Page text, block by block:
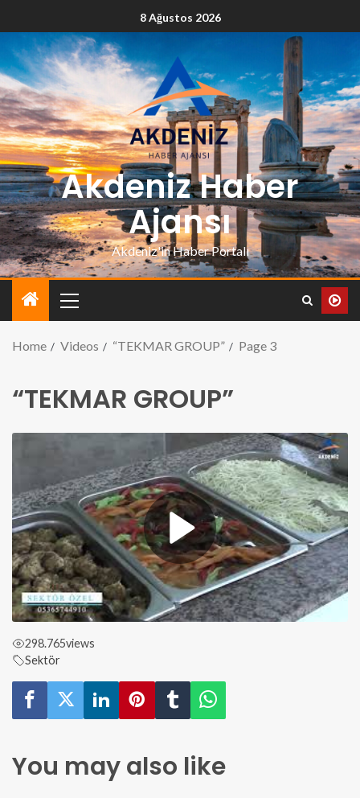
8 Ağustos 2026
Akdeniz Haber
Ajansı
Akdeniz'in Haber Portalı
Home Videos “TEKMAR GROUP” Page 3
“TEKMAR GROUP”
298.765views
Sektör
You may also like